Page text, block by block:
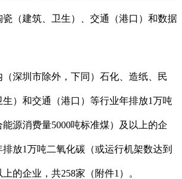
（建筑、卫生）、交通（港口）和数据
圳市除外，下同）石化、造纸、民
）和交通（港口）等行业年排放1万吨
源消费量5000吨标准煤）及以上的企
放1万吨二氧化碳（或运行机架数达到
的企业，共258家（附件1）。